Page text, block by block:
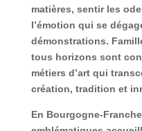
matières, sentir les
l’émotion qui se
démonstrations.
tous horizons sont
métiers d’art qui
création, tradition et
En Bourgogne-